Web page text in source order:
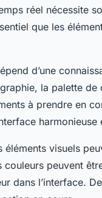
réel nécessite
que les
d’une
la palette de
à prendre en
harmonieuse
visuels
peuvent
dans l’interface.